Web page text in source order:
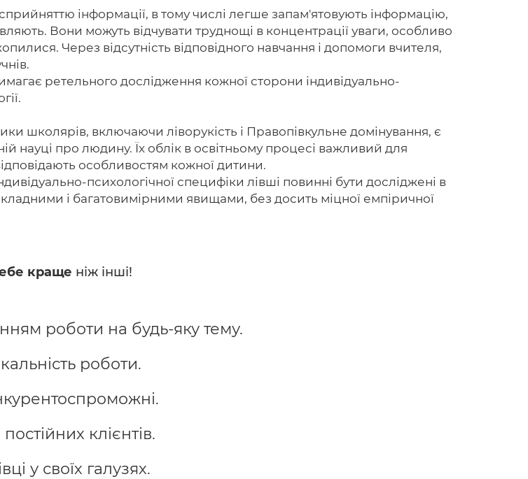
інформації, в тому числі легше запам'ятовують інформацію,
Вони можуть відчувати труднощі в концентрації уваги, особливо
Через відсутність відповідного навчання і допомоги вчителя,
ретельного дослідження кожної сторони індивідуально-
школярів, включаючи ліворукість і Правопівкульне домінування, є
науці про людину. Їх облік в освітньому процесі важливий для
особливостям кожної дитини.
психологічної специфіки лівші повинні бути досліджені в
і багатовимірними явищами, без досить міцної емпіричної
краще ніж інші!
роботи на будь-яку тему.
роботи.
клієнтів.
у своїх галузях.